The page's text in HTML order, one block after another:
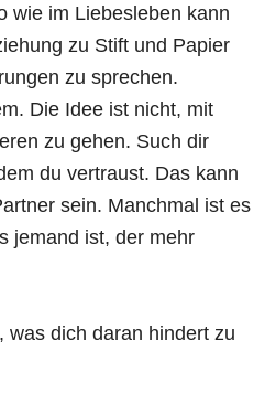
wie im Liebesleben kann
zu Stift und Papier
zu sprechen.
Die Idee ist nicht, mit
zu gehen. Such dir
du vertraust. Das kann
sein. Manchmal ist es
jemand ist, der mehr
was dich daran hindert zu